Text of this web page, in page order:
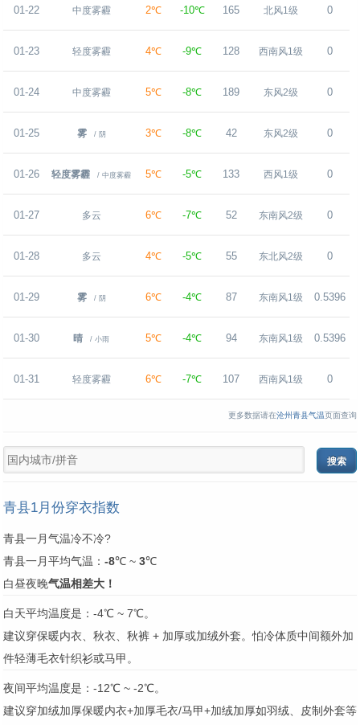
01-22 中度雾霾 2℃ -10℃ 165 北风1级 0
01-23 轻度雾霾 4℃ -9℃ 128 西南风1级 0
01-24 中度雾霾 5℃ -8℃ 189 东风2级 0
01-25 雾 / 阴 3℃ -8℃ 42 东风2级 0
01-26 轻度雾霾 / 中度雾霾 5℃ -5℃ 133 西风1级 0
01-27 多云 6℃ -7℃ 52 东南风2级 0
01-28 多云 4℃ -5℃ 55 东北风2级 0
01-29 雾 / 阴 6℃ -4℃ 87 东南风1级 0.5396
01-30 晴 / 小雨 5℃ -4℃ 94 东南风1级 0.5396
01-31 轻度雾霾 6℃ -7℃ 107 西南风1级 0
更多数据请在沧州青县气温页面查询
青县1月份穿衣指数
青县一月气温冷不冷?
青县一月平均气温： -8℃ ~ 3℃
白昼夜晚气温相差大！
白天平均温度是：-4℃ ~ 7℃。
建议穿保暖内衣、秋衣、秋裤 + 加厚或加绒外套。怕冷体质中间额外加
件轻薄毛衣针织衫或马甲。
夜间平均温度是：-12℃ ~ -2℃。
建议穿加绒加厚保暖内衣+加厚毛衣/马甲+加绒加厚如羽绒、皮制外套等